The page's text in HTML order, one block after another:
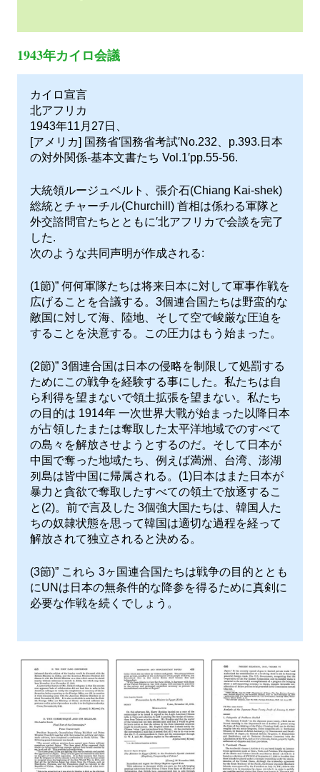
1943年カイロ会議
カイロ宣言
北アフリカ
1943年11月27日、
[アメリカ] 国務省′国務省考試′No.232、p.393.日本
の対外関係-基本文書たち Vol.1′pp.55-56.
大統領ルージュベルト、張介石(Chiang Kai-shek)
総統とチャーチル(Churchill) 首相は係わる軍隊と
外交諮問官たちとともに′北アフリカで会談を完了
した.
次のような共同声明が作成される:
(1節)” 何何軍隊たちは将来日本に対して軍事作戦を
広げることを合議する。3個連合国たちは野蛮的な
敵国に対して海、陸地、そして空で峻厳な圧迫を
することを決意する。この圧力はもう始まった。
(2節)” 3個連合国は日本の侵略を制限して処罰する
ためにこの戦争を経験する事にした。私たちは自
ら利得を望まないで領土拡張を望まない。私たち
の目的は 1914年 一次世界大戰が始まった以降日本
が占領したまたは奪取した太平洋地域でのすべて
の島々を解放させようとするのだ。そして日本が
中国で奪った地域たち、例えば満洲、台湾、澎湖
列島は皆中国に帰属される。(1)日本はまた日本が
暴力と貪欲で奪取したすべての領土で放逐するこ
と(2)。前で言及した 3個強大国たちは、韓国人た
ちの奴隷状態を思って韓国は適切な過程を経って
解放されて独立されると決める。
(3節)” これら 3ヶ国連合国たちは戦争の目的ととも
にUNは日本の無条件的な降参を得るために真剣に
必要な作戦を続くでしょう。